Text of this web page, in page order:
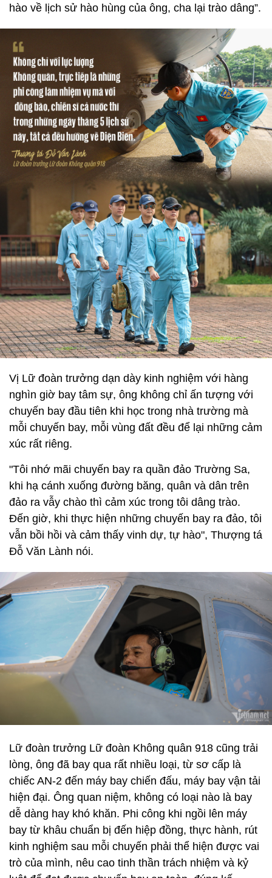
hào về lịch sử hào hùng của ông, cha lại trào dâng”.
Vị Lữ đoàn trưởng dạn dày kinh nghiệm với hàng
nghìn giờ bay tâm sự, ông không chỉ ấn tượng với
chuyến bay đầu tiên khi học trong nhà trường mà
mỗi chuyến bay, mỗi vùng đất đều để lại những cảm
xúc rất riêng.
"Tôi nhớ mãi chuyến bay ra quần đảo Trường Sa,
khi hạ cánh xuống đường băng, quân và dân trên
đảo ra vẫy chào thì cảm xúc trong tôi dâng trào.
Đến giờ, khi thực hiện những chuyến bay ra đảo, tôi
vẫn bồi hồi và cảm thấy vinh dự, tự hào", Thượng tá
Đỗ Văn Lành nói.
Lữ đoàn trưởng Lữ đoàn Không quân 918 cũng trải
lòng, ông đã bay qua rất nhiều loại, từ sơ cấp là
chiếc AN-2 đến máy bay chiến đấu, máy bay vận tải
hiện đại. Ông quan niệm, không có loại nào là bay
dễ dàng hay khó khăn. Phi công khi ngồi lên máy
bay từ khâu chuẩn bị đến hiệp đồng, thực hành, rút
kinh nghiệm sau mỗi chuyến phải thể hiện được vai
trò của mình, nêu cao tinh thần trách nhiệm và kỷ